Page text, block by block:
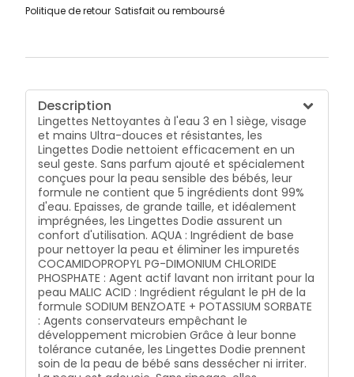
Politique de retour Satisfait ou remboursé
Description
Lingettes Nettoyantes à l'eau 3 en 1 siège, visage
et mains Ultra-douces et résistantes, les
Lingettes Dodie nettoient efficacement en un
seul geste. Sans parfum ajouté et spécialement
conçues pour la peau sensible des bébés, leur
formule ne contient que 5 ingrédients dont 99%
d'eau. Epaisses, de grande taille, et idéalement
imprégnées, les Lingettes Dodie assurent un
confort d'utilisation. AQUA : Ingrédient de base
pour nettoyer la peau et éliminer les impuretés
COCAMIDOPROPYL PG-DIMONIUM CHLORIDE
PHOSPHATE : Agent actif lavant non irritant pour la
peau MALIC ACID : Ingrédient régulant le pH de la
formule SODIUM BENZOATE + POTASSIUM SORBATE
: Agents conservateurs empêchant le
développement microbien Grâce à leur bonne
tolérance cutanée, les Lingettes Dodie prennent
soin de la peau de bébé sans dessécher ni irriter.